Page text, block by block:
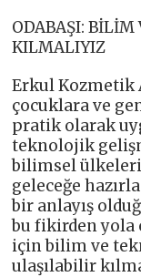
ODABAŞI: BİLİM
KILMALIYIZ
Erkul Kozmetik
çocuklara ve
pratik olarak
teknolojik
bilimsel
geleceğe
bir anlayış
bu fikirden yola
için bilim ve
ulaşılabilir